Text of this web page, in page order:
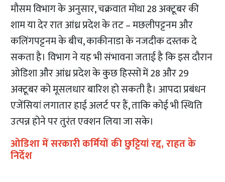
मौसम विभाग के अनुसार, चक्रवात मोंथा 28 अक्टूबर की
शाम या देर रात आंध्र प्रदेश के तट – मछलीपट्टनम और
कलिंगपट्टनम के बीच, काकीनाडा के नजदीक दस्तक दे
सकता है। विभाग ने यह भी संभावना जताई है कि इस दौरान
ओडिशा और आंध्र प्रदेश के कुछ हिस्सों में 28 और 29
अक्टूबर को मूसलधार बारिश हो सकती है। आपदा प्रबंधन
एजेंसियां लगातार हाई अलर्ट पर हैं, ताकि कोई भी स्थिति
उत्पन्न होने पर तुरंत एक्शन लिया जा सके।​​
ओडिशा में सरकारी कर्मियों की छुट्टियां रद्द, राहत के
निर्देश